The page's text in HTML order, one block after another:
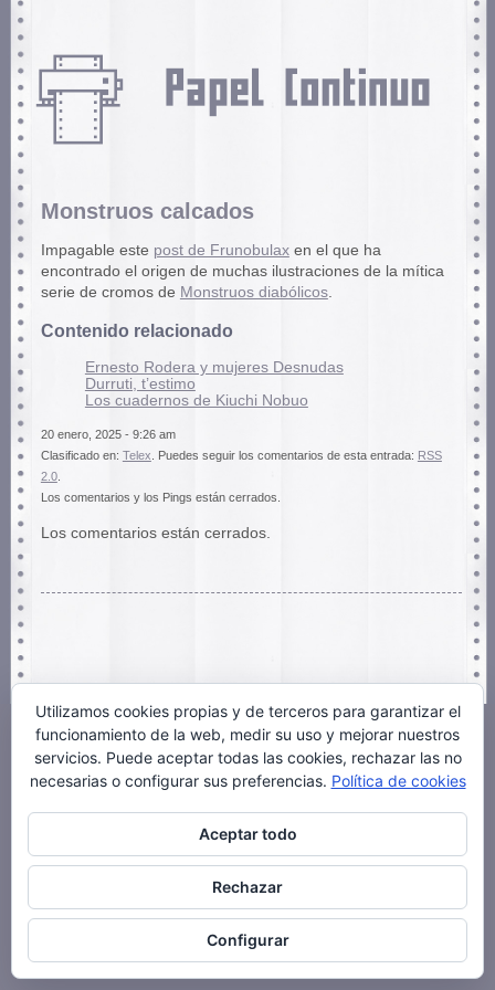
Monstruos calcados
Impagable este post de Frunobulaxen el que ha
encontrado el origen de muchas ilustraciones de la mítica
serie de cromos de Monstruos diabólicos.
Contenido relacionado
Ernesto Rodera y mujeres Desnudas
Durruti, t’estimo
Los cuadernos de Kiuchi Nobuo
20 enero, 2025 - 9:26 am
Clasificado en: Telex . Puedes seguir los comentarios de esta entrada: RSS
2.0.
Los comentarios y los Pings están cerrados.
Los comentarios están cerrados.
Utilizamos cookies propias y de terceros para garantizar el
funcionamiento de la web, medir su uso y mejorar nuestros
servicios. Puede aceptar todas las cookies, rechazar las no
necesarias o configurar sus preferencias. Política de cookies
Aceptar todo
Rechazar
Configurar